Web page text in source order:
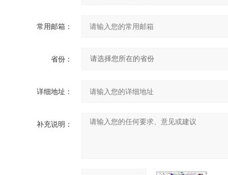
常用邮箱：
省份：
详细地址：
补充说明：